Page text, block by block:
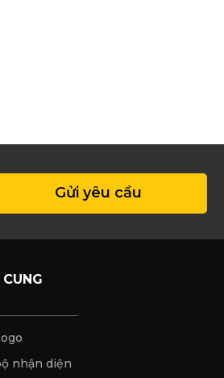
Gửi yêu cầu
nhận diện